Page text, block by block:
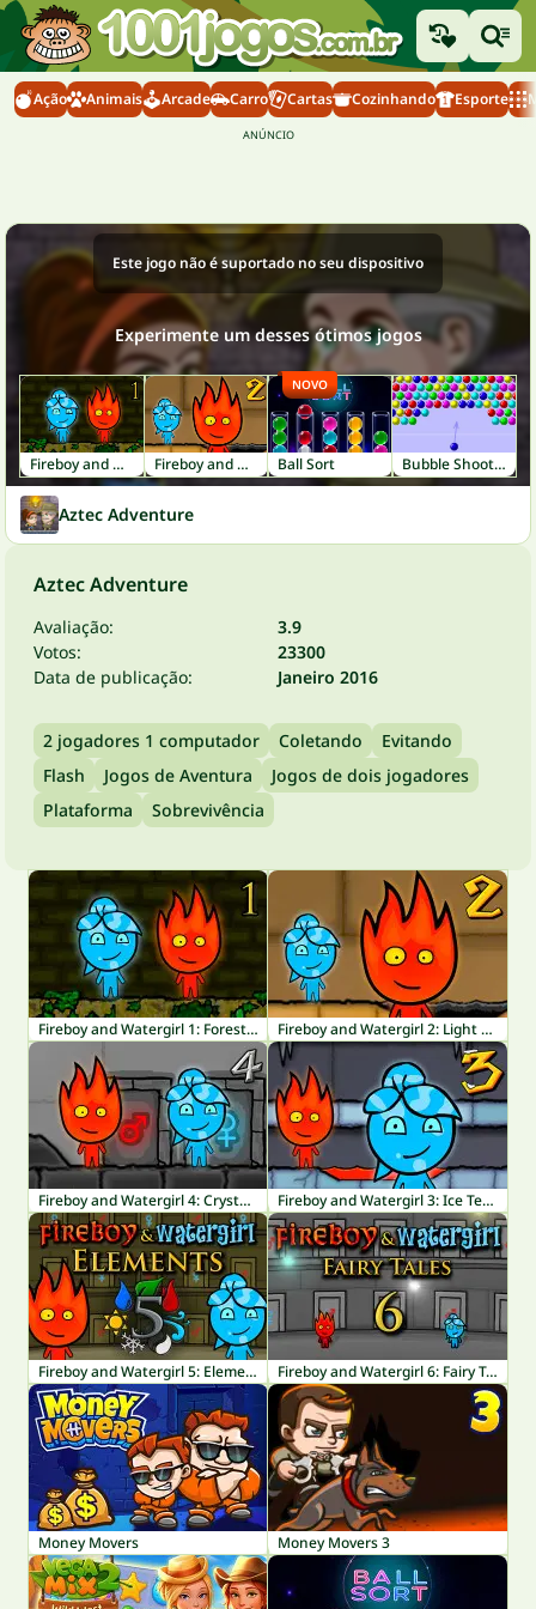
Ação Animais Arcade Carro Cartas Cozinhando Esporte
Este jogo não é suportado no seu dispositivo
Experimente um desses ótimos jogos
Fireboy and Watergirl 1: Forest Temple Fireboy and Watergirl 2: Light Temple Ball Sort
NOVO
Bubble Shooter
Aztec Adventure
Aztec Adventure
Avaliação:
3.9
Votos:
23300
Data de publicação:
Janeiro 2016
2 jogadores 1 computador Coletando
Evitando
Flash
Jogos de Aventura
Jogos de dois jogadores
Plataforma
Sobrevivência
Fireboy and Watergirl 1: Forest Temple Fireboy and Watergirl 2: Light Temple
Fireboy and Watergirl 4: Crystal Temple Fireboy and Watergirl 3: Ice Temple
Fireboy and Watergirl 5: Elements Fireboy and Watergirl 6: Fairy Tales
Money Movers Money Movers 3